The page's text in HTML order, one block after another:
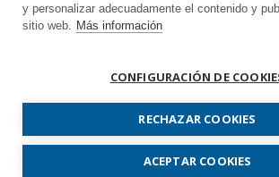
ENLACES
Política de privacidad
Prodespachos.com © 2026 Todos los
y personalizar adecuadamente el contenido y
sitio web. Más información
CONFIGURACIÓN DE
RECHAZAR COOKIES
ACEPTAR COOKIES